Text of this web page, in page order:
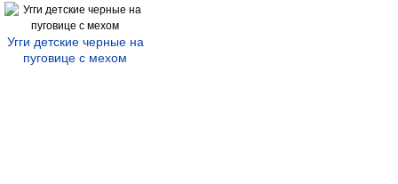
Угги детские черные на
пуговице с мехом